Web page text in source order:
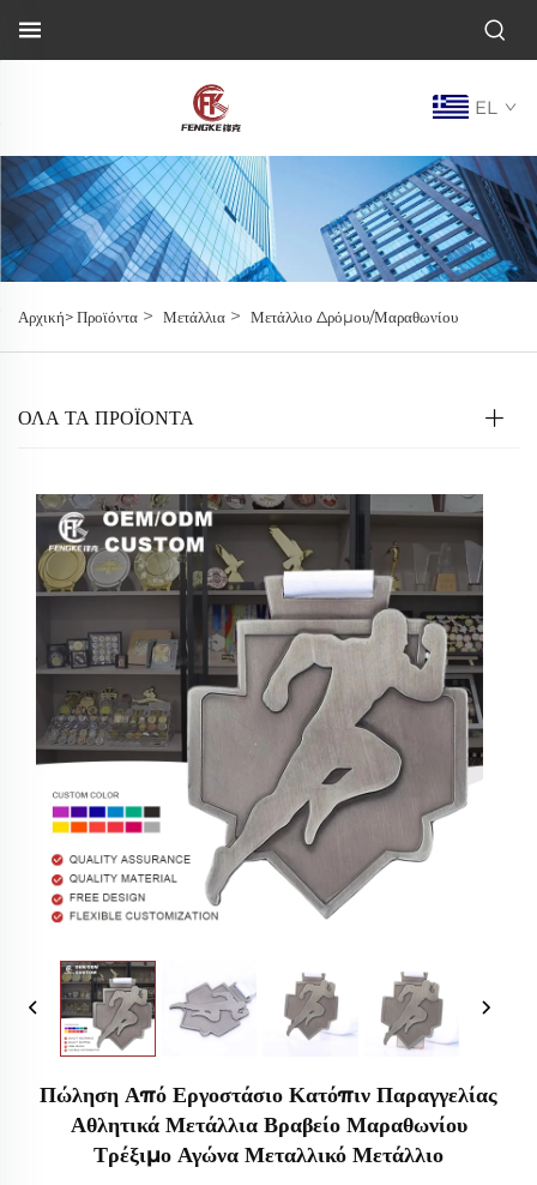
EL
Αρχική>Προϊόντα > Μετάλλια > Μετάλλιο Δρόμου/Μαραθωνίου
ΌΛΑ ΤΑ ΠΡΟΪΟΝΤΑ
Πώληση Από Εργοστάσιο Κατόπιν Παραγγελίας
Αθλητικά Μετάλλια Βραβείο Μαραθωνίου
Τρέξιμο Αγώνα Μεταλλικό Μετάλλιο